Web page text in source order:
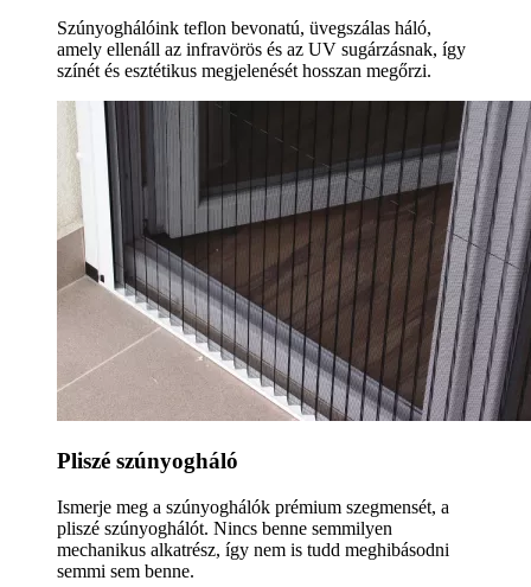
Szúnyoghálóink teflon bevonatú, üvegszálas háló,
amely ellenáll az infravörös és az UV sugárzásnak, így
színét és esztétikus megjelenését hosszan megőrzi.
Pliszé szúnyogháló
Ismerje meg a szúnyoghálók prémium szegmensét, a
pliszé szúnyoghálót. Nincs benne semmilyen
mechanikus alkatrész, így nem is tudd meghibásodni
semmi sem benne.